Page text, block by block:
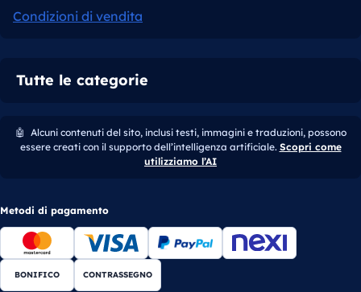
Condizioni di vendita
Tutte le categorie
🤖 Alcuni contenuti del sito, inclusi testi, immagini e traduzioni, possono
essere creati con il supporto dell’intelligenza artificiale. Scopri come
utilizziamo l’AI
Metodi di pagamento
BONIFICO CONTRASSEGNO